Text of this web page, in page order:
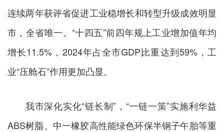
连续两年获评省促进工业稳增长和转型升级成效明显
市，全省唯一。“十四五”前四年规上工业增加值年均
增长11.5%，2024年占全市GDP比重达到59%，工
业“压舱石”作用更加凸显。
我市深化实化“链长制”，“一链一策”实施利华益
ABS树脂、中一橡胶高性能绿色环保半钢子午胎等重